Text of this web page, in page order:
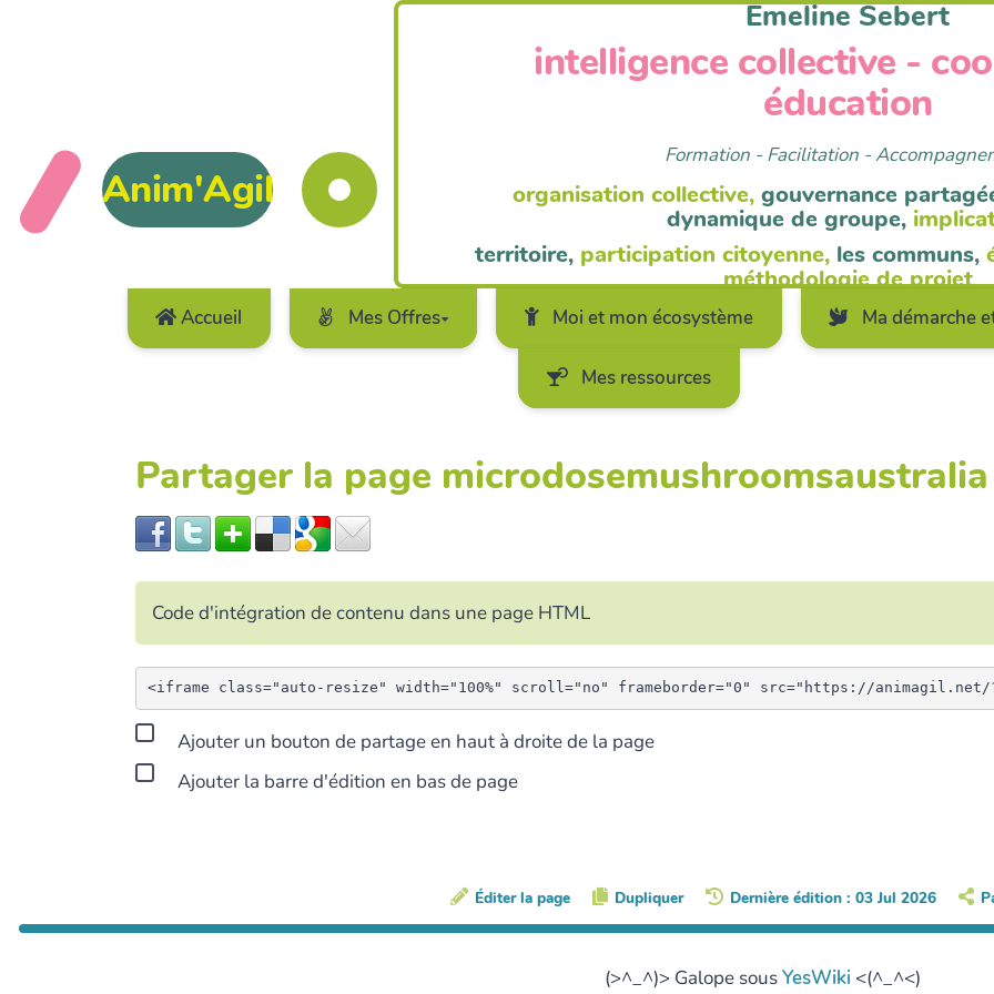
Accueil Mes Offres Moi et mon écosystème Ma démarche
Mes ressources
Anim'Agil
Emeline Sebert
intelligence collective -
éducation
Formation - Facilitation -
organisation collective, gouvernance
dynamique de groupe,
territoire, participation citoyenne, les communs,
méthodologie de projet
Partager la page microdosemushroomsaustralia
Code d'intégration de contenu dans une page HTML
Ajouter un bouton de partage en haut à droite de la page
Ajouter la barre d'édition en bas de page
Éditer la page Dupliquer Dernière édition : 03 Jul 2026
(>^_^)> Galope sousYesWiki <(^_^<)